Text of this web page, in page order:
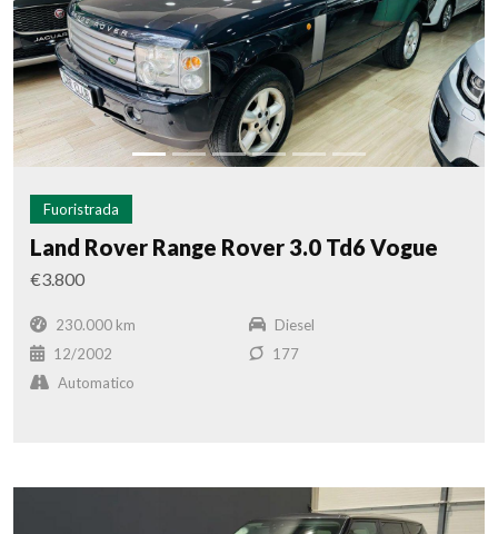
Fuoristrada
Land Rover Range Rover 3.0 Td6 Vogue
€3.800
230.000 km
Diesel
12/2002
177
Automatico